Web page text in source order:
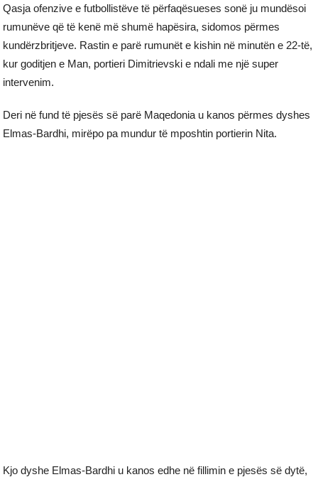
Qasja ofenzive e futbollistëve të përfaqësueses sonë ju mundësoi
rumunëve që të kenë më shumë hapësira, sidomos përmes
kundërzbritjeve. Rastin e parë rumunët e kishin në minutën e 22-të,
kur goditjen e Man, portieri Dimitrievski e ndali me një super
intervenim.
Deri në fund të pjesës së parë Maqedonia u kanos përmes dyshes
Elmas-Bardhi, mirëpo pa mundur të mposhtin portierin Nita.
Kjo dyshe Elmas-Bardhi u kanos edhe në fillimin e pjesës së dytë,